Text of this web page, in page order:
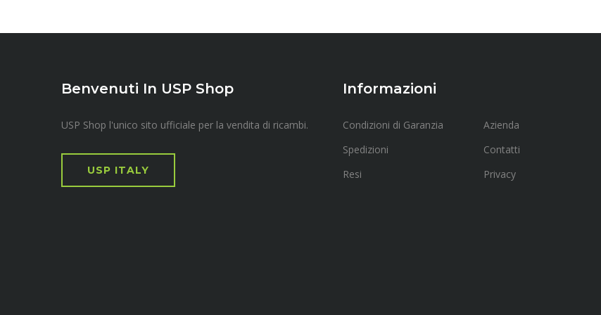
Benvenuti In USP Shop
USP Shop l'unico sito ufficiale per la vendita di ricambi.
USP ITALY
Informazioni
Condizioni di Garanzia
Spedizioni
Resi
Azienda
Contatti
Privacy